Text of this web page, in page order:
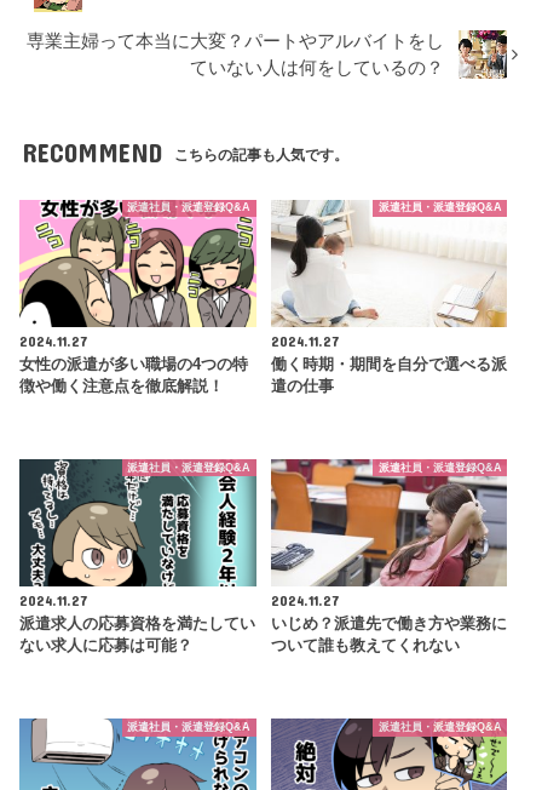
専業主婦って本当に大変？パートやアルバイトをし
ていない人は何をしているの？
RECOMMEND こちらの記事も人気です。
派遣社員・派遣登録Q&A
2024.11.27
女性の派遣が多い職場の4つの特
徴や働く注意点を徹底解説！
派遣社員・派遣登録Q&A
2024.11.27
働く時期・期間を自分で選べる派
遣の仕事
派遣社員・派遣登録Q&A
2024.11.27
派遣求人の応募資格を満たしてい
ない求人に応募は可能？
派遣社員・派遣登録Q&A
2024.11.27
いじめ？派遣先で働き方や業務に
ついて誰も教えてくれない
派遣社員・派遣登録Q&A 派遣社員・派遣登録Q&A